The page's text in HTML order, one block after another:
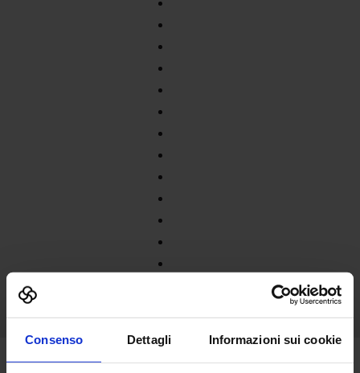
Consenso Dettagli Informazioni sui cookie